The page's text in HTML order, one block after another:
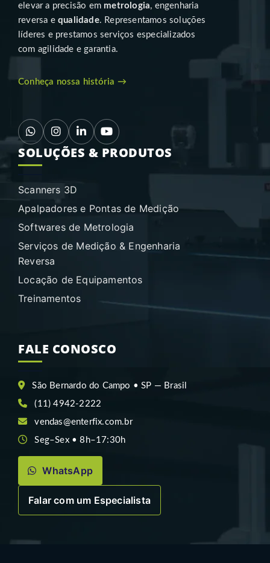
elevar a precisão em metrologia, engenharia
reversa e qualidade. Representamos soluções
líderes e prestamos serviços especializados
com agilidade e garantia.
Conheça nossa história →
SOLUÇÕES & PRODUTOS
Scanners 3D
Apalpadores e Pontas de Medição
Softwares de Metrologia
Serviços de Medição & Engenharia
Reversa
Locação de Equipamentos
Treinamentos
FALE CONOSCO
São Bernardo do Campo • SP — Brasil
(11) 4942-2222
vendas@enterfix.com.br
Seg–Sex • 8h–17:30h
WhatsApp
Falar com um Especialista